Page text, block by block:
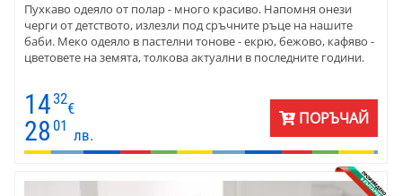
Пухкаво одеяло от полар - много красиво. Напомня онези
черги от детството, излезли под сръчните ръце на нашите
баби. Меко одеяло в пастелни тонове - екрю, бежово, кафяво -
цветовете на земята, толкова актуални в последните години.
14 32
€
28 01
лв.
ПОРЪЧАЙ